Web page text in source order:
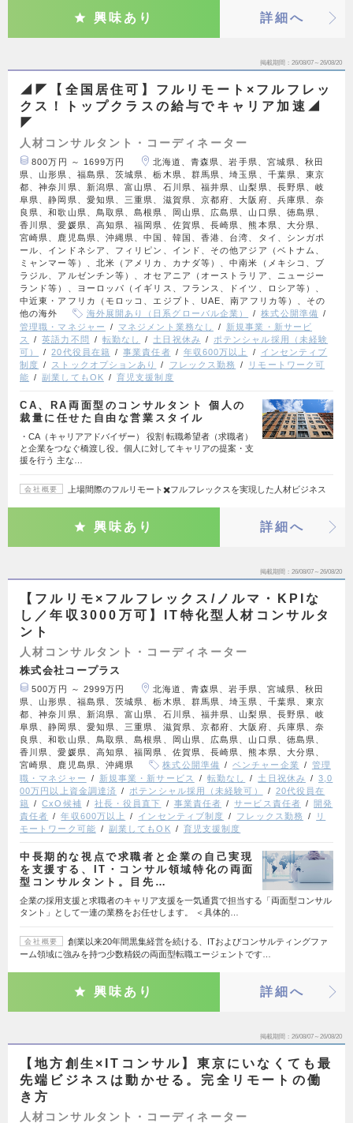
興味あり 詳細へ
掲載期間 26/08/07～26/08/20
◢◤【全国居住可】フルリモート×フルフレッ
クス！トップクラスの給与でキャリア加速◢
◤
人材コンサルタント・コーディネーター
800万円 ～ 1699万円
北海道、青森県、岩手県、宮城県、秋田
県、山形県、福島県、茨城県、栃木県、群馬県、埼玉県、千葉県、東京
都、神奈川県、新潟県、富山県、石川県、福井県、山梨県、長野県、岐
阜県、静岡県、愛知県、三重県、滋賀県、京都府、大阪府、兵庫県、奈
良県、和歌山県、鳥取県、島根県、岡山県、広島県、山口県、徳島県、
香川県、愛媛県、高知県、福岡県、佐賀県、長崎県、熊本県、大分県、
宮崎県、鹿児島県、沖縄県、中国、韓国、香港、台湾、タイ、シンガポ
ール、インドネシア、フィリピン、インド、その他アジア（ベトナム、
ミャンマー等）、北米（アメリカ、カナダ等）、中南米（メキシコ、ブ
ラジル、アルゼンチン等）、オセアニア（オーストラリア、ニュージー
ランド等）、ヨーロッパ（イギリス、フランス、ドイツ、ロシア等）、
中近東・アフリカ（モロッコ、エジプト、UAE、南アフリカ等）、その
他の海外
海外展開あり（日系グローバル企業）
株式公開準備
管理職・マネジャー
マネジメント業務なし
新規事業・新サービ
ス
英語力不問 転勤なし 土日祝休み
ポテンシャル採用（未経験
可）
20代役員在籍 事業責任者 年収600万以上
インセンティブ
制度
ストックオプションあり フレックス勤務
リモートワーク可
能
副業してもOK 育児支援制度
CA、RA両面型のコンサルタント 個人の
裁量に任せた自由な営業スタイル
・CA（キャリアアドバイザー） 役割 転職希望者（求職者）
と企業をつなぐ橋渡し役。個人に対してキャリアの提案・支
援を行う 主な…
会社概要 上場間際のフルリモート✖️フルフレックスを実現した人材ビジネス
興味あり 詳細へ
掲載期間 26/08/07～26/08/20
【フルリモ×フルフレックス/ノルマ・KPIな
し／年収3000万可】IT特化型人材コンサルタ
ント
人材コンサルタント・コーディネーター
株式会社コープラス
500万円 ～ 2999万円
北海道、青森県、岩手県、宮城県、秋田
県、山形県、福島県、茨城県、栃木県、群馬県、埼玉県、千葉県、東京
都、神奈川県、新潟県、富山県、石川県、福井県、山梨県、長野県、岐
阜県、静岡県、愛知県、三重県、滋賀県、京都府、大阪府、兵庫県、奈
良県、和歌山県、鳥取県、島根県、岡山県、広島県、山口県、徳島県、
香川県、愛媛県、高知県、福岡県、佐賀県、長崎県、熊本県、大分県、
宮崎県、鹿児島県、沖縄県
株式公開準備 ベンチャー企業
管理
職・マネジャー
新規事業・新サービス 転勤なし 土日祝休み
3,0
00万円以上資金調達済
ポテンシャル採用（未経験可）
20代役員在
籍
CxO候補 社長・役員直下 事業責任者 サービス責任者
開発
責任者
年収600万以上 インセンティブ制度 フレックス勤務
リ
モートワーク可能
副業してもOK 育児支援制度
中長期的な視点で求職者と企業の自己実現
を支援する、IT・コンサル領域特化の両面
型コンサルタント。目先…
企業の採用支援と求職者のキャリア支援を一気通貫で担当する「両面型コンサル
タント」として一連の業務をお任せします。 ＜具体的…
会社概要
創業以来20年間黒集経営を続ける、ITおよびコンサルティングファ
ーム領域に強みを持つ少数精鋭の両面型転職エージェントです…
興味あり 詳細へ
掲載期間 26/08/07～26/08/20
【地方創生×ITコンサル】東京にいなくても最
先端ビジネスは動かせる。完全リモートの働
き方
人材コンサルタント・コーディネーター